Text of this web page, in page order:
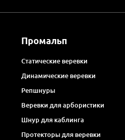
Промальп
Статические веревки
Динамические веревки
Репшнуры
Веревки для арбористики
Шнур для каблинга
Протекторы для веревки